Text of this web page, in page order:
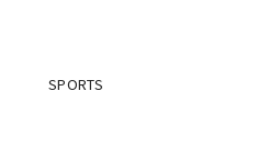
SPORTS